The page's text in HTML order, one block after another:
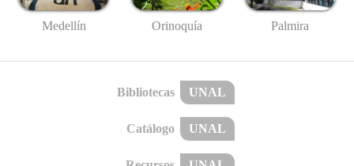
Medellín Orinoquía Palmira
Bibliotecas UNAL
Catálogo UNAL